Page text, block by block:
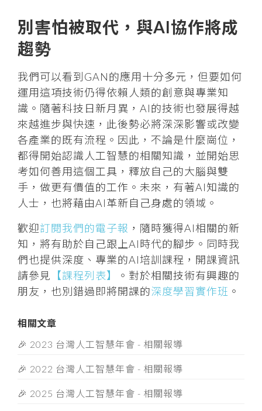
別害怕被取代，與AI協作將成
趨勢
我們可以看到GAN的應用十分多元，但要如何
運用這項技術仍得依賴人類的創意與專業知
識。隨著科技日新月異，AI的技術也發展得越
來越進步與快速，此後勢必將深深影響或改變
各產業的既有流程。因此，不論是什麼崗位，
都得開始認識人工智慧的相關知識，並開始思
考如何善用這個工具，釋放自己的大腦與雙
手，做更有價值的工作。未來，有著AI知識的
人士，也將藉由AI革新自己身處的領域。
歡迎訂閱我們的電子報 ，隨時獲得AI相關的新
知，將有助於自己跟上AI時代的腳步。同時我
們也提供深度、專業的AI培訓課程，開課資訊
請參見 【課程列表】
。對於相關技術有興趣的
朋友，也別錯過即將開課的深度學習實作班 。
相關文章
🎉 2023 台灣人工智慧年會 - 相關報導
🎉 2022 台灣人工智慧年會 - 相關報導
🎉 2025 台灣人工智慧年會 - 相關報導